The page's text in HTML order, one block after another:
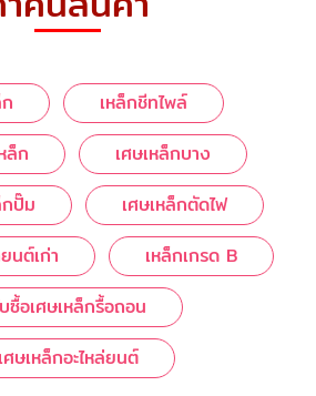
เหล็กชีทไพล์
ล็ก
เศษเหล็กบาง
กปั๊ม
เศษเหล็กตัดไฟ
นต์เก่า
เหล็กเกรด B
ซื้อเศษเหล็กรื้อถอน
เศษเหล็กอะไหล่ยนต์